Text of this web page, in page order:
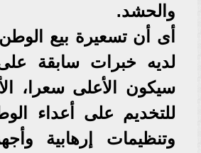
والحشد.
أى أن تسعيرة بيع
لديه خبرات سابقة
سيكون الأعلى سعرا،
للتخديم على أعداء
وتنظيمات إرهابية